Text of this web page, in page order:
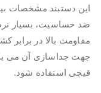
این دستبند مشخصات
ضد حساسیت، بسیار
مقاومت بالا در
جهت جداسازی آن می
قیچی استفاده شود.